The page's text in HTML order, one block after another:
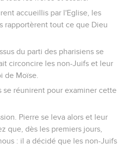
accueillis par l'Eglise, les
rapportèrent tout ce que Dieu
du parti des pharisiens se
circoncire les non-Juifs et leur
de Moïse.
se réunirent pour examiner cette
Pierre se leva alors et leur
que, dès les premiers jours,
: il a décidé que les non-Juifs